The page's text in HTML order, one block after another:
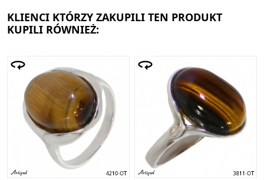
KLIENCI KTÓRZY ZAKUPILI TEN PRODUKT
KUPILI RÓWNIEŻ: